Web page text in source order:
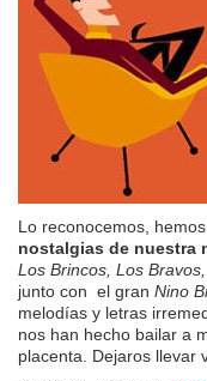
Lo reconocemos,
nostalgias de nuestra
Los Brincos, Los
junto con el gran Nino
melodías y letras
nos han hecho bailar a
placenta. Dejaros llevar